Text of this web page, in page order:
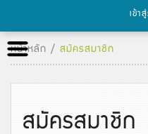
เข้า
หน้าหลัก
เกี่ยวกับเรา
เลือกซื้อสินค้า
หน้าหลัก / สมัครสมาชิก
สมัครสมาชิก